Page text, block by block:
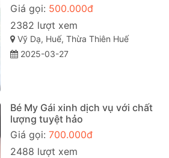
Giá gọi: 500.000đ
2382 lượt xem
Vỹ Dạ, Huế, Thừa Thiên Huế
2025-03-27
Bé My Gái xinh dịch vụ với chất
lượng tuyệt hảo
Giá gọi: 700.000đ
2488 lượt xem